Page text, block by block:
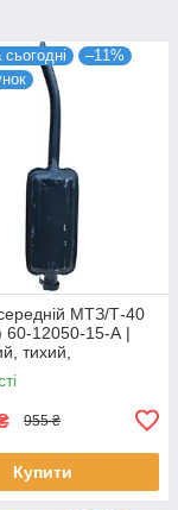
сьогодні
–11%
МТЗ/Т-40
60-12050-15-А |
тихий,
955 ₴
Купити